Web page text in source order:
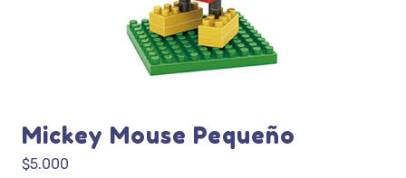
Mickey Mouse Pequeño
$5.000